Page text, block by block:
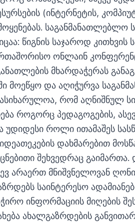
(ინტერნეტის,
საგანმანათლებლო
წიგნის საჯაროდ კითხვის
ონლაინ
მხარდაჭერას
მოეწყო და აღიჭურვა
რომ აღნიშნულ
როგორც პედაგოგების,
უდიდესი როლი ითამაშეს
დახმარებით
შეხვედრაც გაიმართა.
არაერთ მნიშვნელოვან
საინტერესო
ინფორმაციის მიღების
ახალგაზრდების